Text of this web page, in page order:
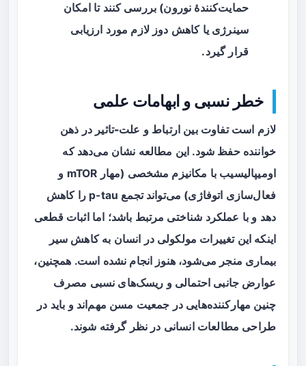
حمایت‌کنندهٔ نورون) بررسی کنند تا امکان
سینرژی یا کاهش دوز لازم مورد ارزیابی
قرار گیرد.
خطر نسبی و ابهامات علمی
لازم است تفاوت بین ارتباط و علت-تاثیر در ذهن
خواننده حفظ شود. این مطالعه نشان می‌دهد که
اومیپالیسیب با مکانیزم مشخصی (مهار mTOR و
فعال‌سازی اتوفاژی) می‌تواند تجمع p-tau را کاهش
دهد و با عملکرد شناختی مرتبط باشد؛ اما اثبات قطعی
اینکه این تغییرات مولکولی در انسان به کاهش سیر
بیماری منجر می‌شود، هنوز انجام نشده است. همچنین،
عوارض جانبی احتمالی و ریسک‌های نسبی مصرف
چنین مهارکننده‌هایی در جمعیت مسن مهم‌اند و باید در
طراحی مطالعات انسانی در نظر گرفته شوند.